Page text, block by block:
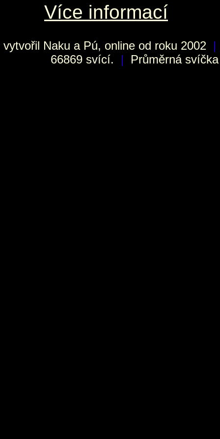
Více informací
vytvořil Naku a Pú, online od roku 2002 |
66869 svící.
| Průměrná